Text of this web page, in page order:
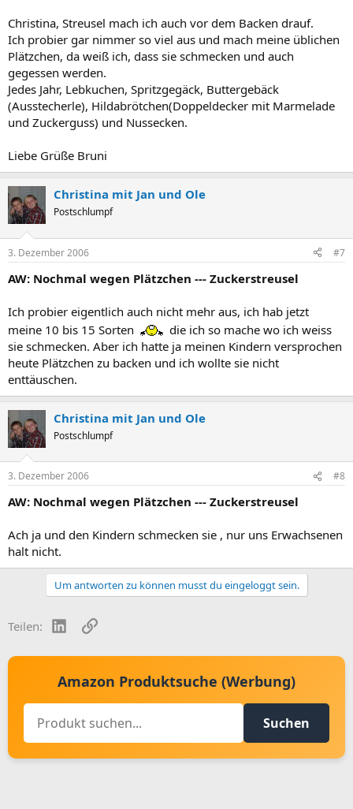
Christina, Streusel mach ich auch vor dem Backen drauf.
Ich probier gar nimmer so viel aus und mach meine üblichen
Plätzchen, da weiß ich, dass sie schmecken und auch
gegessen werden.
Jedes Jahr, Lebkuchen, Spritzgegäck, Buttergebäck
(Ausstecherle), Hildabrötchen(Doppeldecker mit Marmelade
und Zuckerguss) und Nussecken.
Liebe Grüße Bruni
Christina mit Jan und Ole
Postschlumpf
3. Dezember 2006 #7
AW: Nochmal wegen Plätzchen --- Zuckerstreusel
Ich probier eigentlich auch nicht mehr aus, ich hab jetzt
meine 10 bis 15 Sorten
die ich so mache wo ich weiss
sie schmecken. Aber ich hatte ja meinen Kindern versprochen
heute Plätzchen zu backen und ich wollte sie nicht
enttäuschen.
Christina mit Jan und Ole
Postschlumpf
3. Dezember 2006 #8
AW: Nochmal wegen Plätzchen --- Zuckerstreusel
Ach ja und den Kindern schmecken sie , nur uns Erwachsenen
halt nicht.
Um antworten zu können musst du eingeloggt sein.
Teilen: LinkedInLink
Amazon Produktsuche (Werbung)
Suchen